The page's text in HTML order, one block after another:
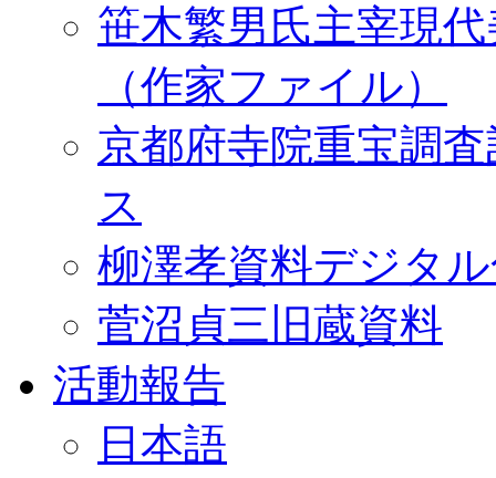
笹木繁男氏主宰現
（作家ファイル）
京都府寺院重宝調
ス
柳澤孝資料デジタ
菅沼貞三旧蔵資料
活動報告
日本語